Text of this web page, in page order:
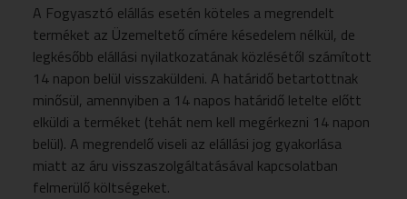
A Fogyasztó elállás esetén köteles a megrendelt
terméket az Üzemeltető címére késedelem nélkül, de
legkésőbb elállási nyilatkozatának közlésétől számított
14 napon belül visszaküldeni. A határidő betartottnak
minősül, amennyiben a 14 napos határidő letelte előtt
elküldi a terméket (tehát nem kell megérkezni 14 napon
belül). A megrendelő viseli az elállási jog gyakorlása
miatt az áru visszaszolgáltatásával kapcsolatban
felmerülő költségeket.